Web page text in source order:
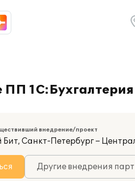
ПП
внедрение/проект
Бит, Санкт-Петербург –
Другие внедрения